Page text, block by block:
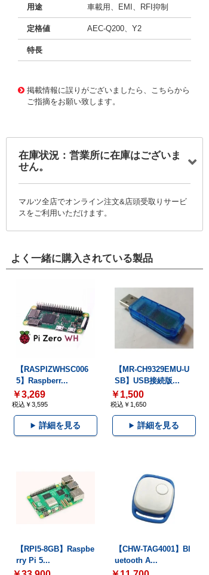
用途 車載用、EMI、RFI抑制
定格値 AEC-Q200、Y2
特長
掲載情報に誤りがございましたら、こちらから
ご指摘をお願い致します。
在庫状況：営業所に在庫はございま
せん。
マルツ全店でオンライン注文&店頭受取りサービ
スをご利用いただけます。
よく一緒に購入されている製品
【RASPIZWHSC006
5】Raspberr...
￥3,269
税込￥3,595
詳細を見る
【MR-CH9329EMU-U
SB】USB接続版...
￥1,500
税込￥1,650
詳細を見る
【RPI5-8GB】Raspbe
rry Pi 5...
【CHW-TAG4001】Bl
uetooth A...